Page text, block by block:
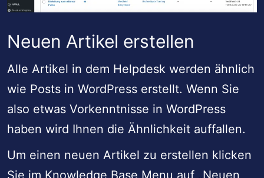
Neuen Artikel erstellen
Alle Artikel in dem Helpdesk werden ähnlich
wie Posts in WordPress erstellt. Wenn Sie
also etwas Vorkenntnisse in WordPress
haben wird Ihnen die Ähnlichkeit auffallen.
Um einen neuen Artikel zu erstellen klicken